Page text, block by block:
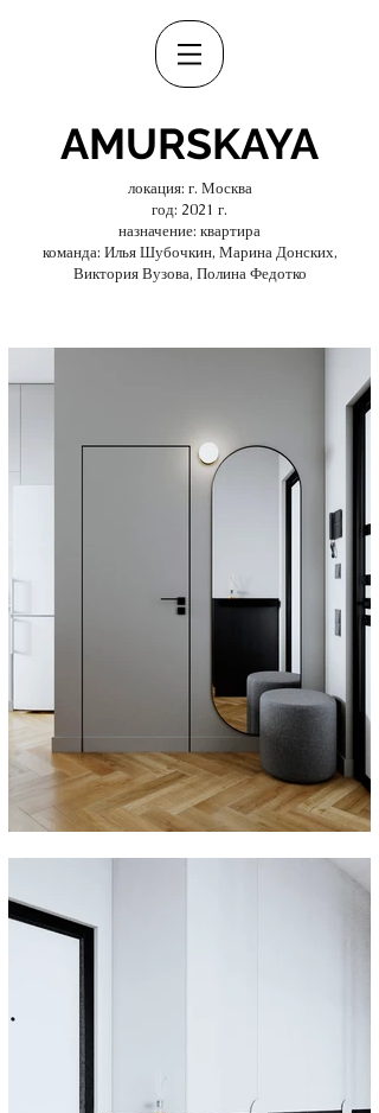
AMURSKAYA
локация: г. Москва
год: 2021 г.
назначение: квартира
команда: Илья Шубочкин, Марина Донских,
Виктория Вузова, Полина Федотко